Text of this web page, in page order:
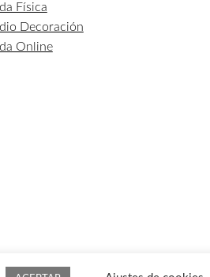
Física
Decoración
Online